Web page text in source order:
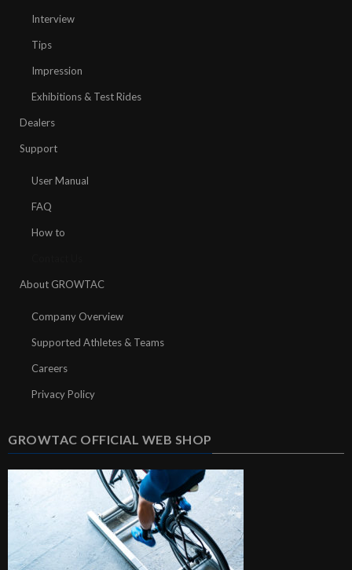
Interview
Tips
Impression
Exhibitions & Test Rides
Dealers
Support
User Manual
FAQ
How to
About GROWTAC
Company Overview
Supported Athletes & Teams
Careers
Privacy Policy
GROWTAC OFFICIAL WEB SHOP